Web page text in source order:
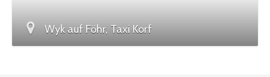
Wyk auf Föhr, Taxi Korf